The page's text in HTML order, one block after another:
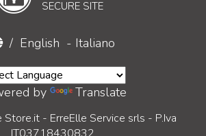
SECURE SITE
/ English - Italiano
by Translate
Store.it - ErreElle Service srls - P.Iva